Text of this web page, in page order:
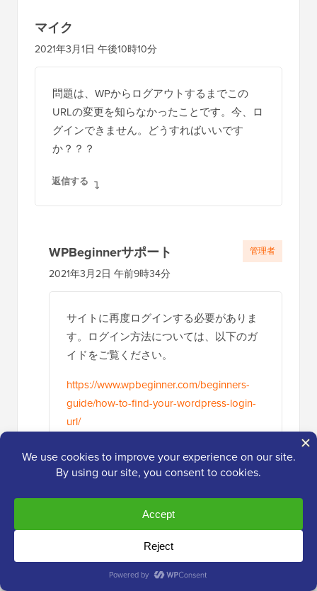
マイク
2021年3月1日 午後10時10分
問題は、WPからログアウトするまでこの
URLの変更を知らなかったことです。今、ロ
グインできません。どうすればいいです
か？？？
返信する
WPBeginnerサポート
2021年3月2日 午前9時34分
サイトに再度ログインする必要がありま
す。ログイン方法については、以下のガ
イドをご覧ください。
https://www.wpbeginner.com/beginners-
guide/how-to-find-your-wordpress-login-
url/
返信する
管理者
2020年12月15日 午後7時51分